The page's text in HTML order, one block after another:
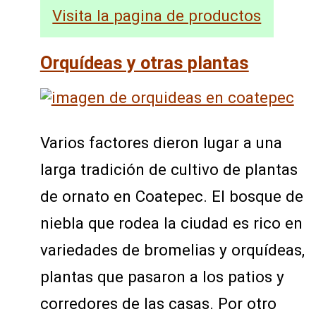
Visita la pagina de productos
Orquídeas y otras plantas
Varios factores dieron lugar a una
larga tradición de cultivo de plantas
de ornato en Coatepec. El bosque de
niebla que rodea la ciudad es rico en
variedades de bromelias y orquídeas,
plantas que pasaron a los patios y
corredores de las casas. Por otro